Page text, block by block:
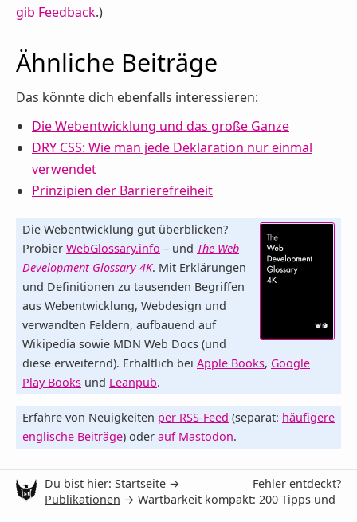
gib Feedback.)
Ähnliche Beiträge
Das könnte dich ebenfalls interessieren:
Die Webentwicklung und das große Ganze
DRY CSS: Wie man jede Deklaration nur einmal
verwendet
Prinzipien der Barrierefreiheit
Die Webentwicklung gut überblicken?
Probier WebGlossary.info – und The Web
Development Glossary 4K. Mit Erklärungen
und Definitionen zu tausenden Begriffen
aus Webentwicklung, Webdesign und
verwandten Feldern, aufbauend auf
Wikipedia sowie MDN Web Docs (und
diese erweiternd). Erhältlich bei Apple Books, Google
Play Books und Leanpub.
Erfahre von Neuigkeiten per RSS-Feed (separat: häufigere
englische Beiträge) oder auf Mastodon.
Fehler entdeckt?
Du bist hier: Startseite →
Publikationen → Wartbarkeit kompakt: 200 Tipps und